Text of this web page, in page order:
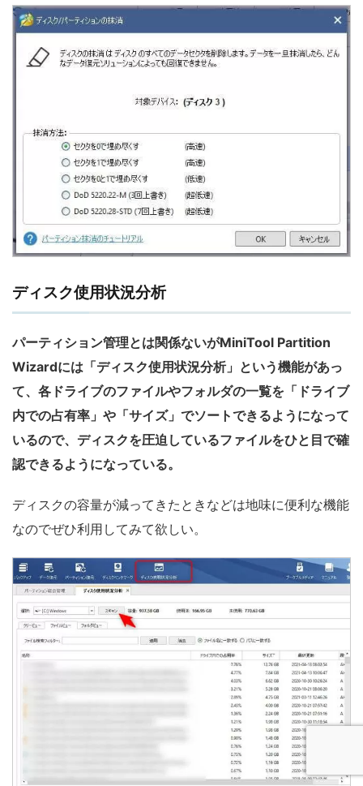
ディスク使用状況分析
パーティション管理とは関係ないがMiniTool Partition
Wizardには「ディスク使用状況分析」という機能があっ
て、各ドライブのファイルやフォルダの一覧を「ドライブ
内での占有率」や「サイズ」でソートできるようになって
いるので、ディスクを圧迫しているファイルをひと目で確
認できるようになっている。
ディスクの容量が減ってきたときなどは地味に便利な機能
なのでぜひ利用してみて欲しい。